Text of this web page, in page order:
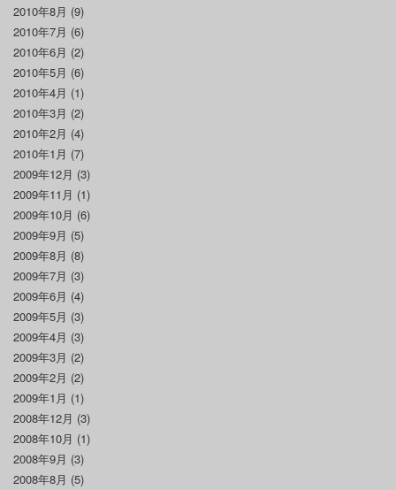
2010年8月 (9)
2010年7月 (6)
2010年6月 (2)
2010年5月 (6)
2010年4月 (1)
2010年3月 (2)
2010年2月 (4)
2010年1月 (7)
2009年12月 (3)
2009年11月 (1)
2009年10月 (6)
2009年9月 (5)
2009年8月 (8)
2009年7月 (3)
2009年6月 (4)
2009年5月 (3)
2009年4月 (3)
2009年3月 (2)
2009年2月 (2)
2009年1月 (1)
2008年12月 (3)
2008年10月 (1)
2008年9月 (3)
2008年8月 (5)